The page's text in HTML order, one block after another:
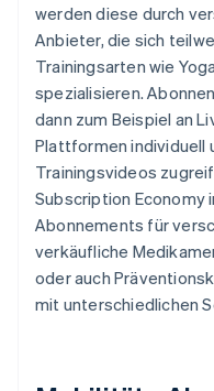
werden diese durch
Anbieter, die sich
Trainingsarten wie
spezialisieren.
dann zum Beispiel an
Plattformen individuell
Trainingsvideos
Subscription Economy
Abonnements für
verkäufliche
oder auch
mit unterschiedlichen